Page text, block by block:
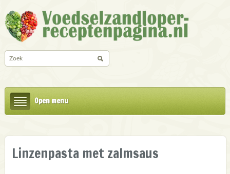
Open menu
Linzenpasta met zalmsaus